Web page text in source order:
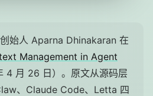
始人 Aparna Dhinakaran 在
Management in Agent
4 月 26 日）。原文从源码层
、Claude Code、Letta 四